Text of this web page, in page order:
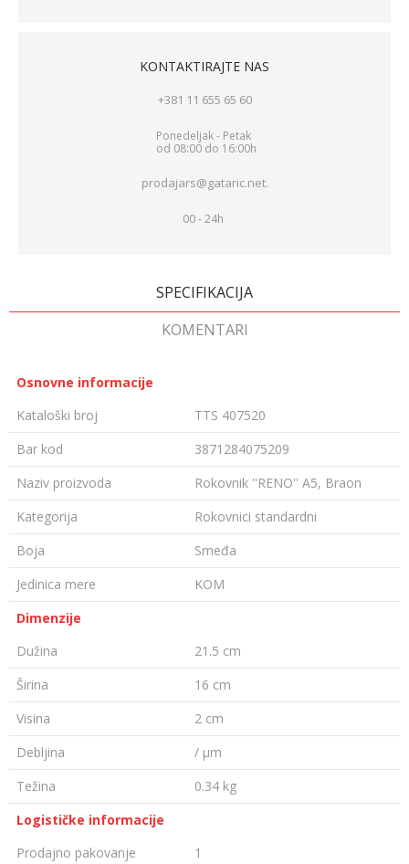
KONTAKTIRAJTE NAS
+381 11 655 65 60
Ponedeljak - Petak
od 08:00 do 16:00h
prodajars@gataric.net.
00 - 24h
SPECIFIKACIJA
KOMENTARI
Osnovne informacije
Kataloški broj
TTS 407520
Bar kod
3871284075209
Naziv proizvoda
Rokovnik ''RENO'' A5, Braon
Kategorija
Rokovnici standardni
Boja
Smeđa
Jedinica mere
KOM
Dimenzije
Dužina
21.5 cm
Širina
16 cm
Visina
2 cm
Debljina
/ µm
Težina
0.34 kg
Logističke informacije
Prodajno pakovanje
1